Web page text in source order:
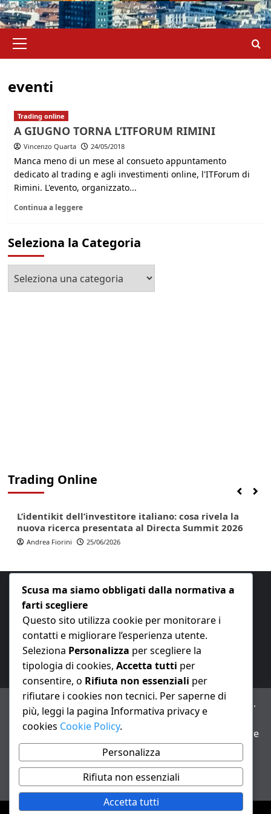
principale
eventi
Trading online
A GIUGNO TORNA L’ITFORUM RIMINI
Vincenzo Quarta 24/05/2018
Manca meno di un mese al consueto appuntamento
dedicato al trading e agli investimenti online, l'ITForum di
Rimini. L'evento, organizzato...
Continua a leggere
Seleziona la Categoria
la
Trading Online
L’identikit dell’investitore italiano: cosa rivela la
nuova ricerca presentata al Directa Summit 2026
Andrea Fiorini 25/06/2026
E-mail:redazione@nuovaeconomia.it
ANNO XXIII – Testata giornalistica reg. Trib. Milano n.
487 del 20/9/2002 – Dir. resp. Andrea Fiorini
Avviso IA: alcuni articoli di questo sito possono essere
realizzati con il supporto di sistemi di intelligenza
artificiale con supervisione e verifica di un redattore
Informativa privacy e cookie
Scusa ma siamo obbligati dalla normativa a
farti scegliere
Questo sito utilizza cookie per monitorare i
contatti e migliorare l’esperienza utente.
Seleziona Personalizza per scegliere la
tipologia di cookies, Accetta tutti per
consentire, o Rifiuta non essenziali per
rifiutare i cookies non tecnici. Per saperne di
più, leggi la pagina Informativa privacy e
cookies Cookie Policy.
Personalizza
Rifiuta non essenziali
Accetta tutti